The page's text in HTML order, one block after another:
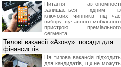
Питання автономності
залишається одним із
ключових чинників під час
вибору сучасного мобільного
пристрою преміального
сегмента.
Тилові вакансії «Азову»: посади для
фінансистів
Ця тилова вакансія підходить
для кандидатів, що не можуть